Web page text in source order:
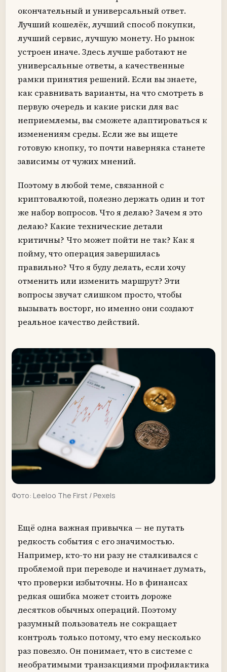
окончательный и универсальный ответ.
Лучший кошелёк, лучший способ покупки,
лучший сервис, лучшую монету. Но рынок
устроен иначе. Здесь лучше работают не
универсальные ответы, а качественные
рамки принятия решений. Если вы знаете,
как сравнивать варианты, на что смотреть в
первую очередь и какие риски для вас
неприемлемы, вы сможете адаптироваться к
изменениям среды. Если же вы ищете
готовую кнопку, то почти наверняка станете
зависимы от чужих мнений.
Поэтому в любой теме, связанной с
криптовалютой, полезно держать один и тот
же набор вопросов. Что я делаю? Зачем я это
делаю? Какие технические детали
критичны? Что может пойти не так? Как я
пойму, что операция завершилась
правильно? Что я буду делать, если хочу
отменить или изменить маршрут? Эти
вопросы звучат слишком просто, чтобы
вызывать восторг, но именно они создают
реальное качество действий.
Фото: Leeloo The First / Pexels
Ещё одна важная привычка — не путать
редкость события с его значимостью.
Например, кто-то ни разу не сталкивался с
проблемой при переводе и начинает думать,
что проверки избыточны. Но в финансах
редкая ошибка может стоить дороже
десятков обычных операций. Поэтому
разумный пользователь не сокращает
контроль только потому, что ему несколько
раз повезло. Он понимает, что в системе с
необратимыми транзакциями профилактика